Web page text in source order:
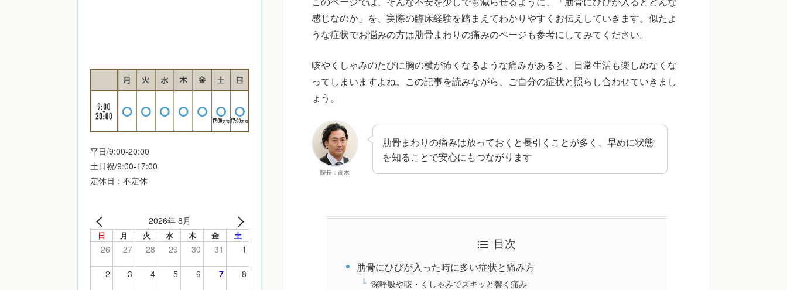
感じなのか」を、実際の臨床経験を踏まえてわかりやすくお伝えしていきます。似たよ
うな症状でお悩みの方は肋骨まわりの痛みのページも参考にしてみてください。
咳やくしゃみのたびに胸の横が怖くなるような痛みがあると、日常生活も楽しめなくな
ってしまいますよね。この記事を読みながら、ご自分の症状と照らし合わせていきまし
ょう。
院長：高木
肋骨まわりの痛みは放っておくと長引くことが多く、早めに状態
を知ることで安心にもつながります
目次
肋骨にひびが入った時に多い症状と痛み方
深呼吸や咳・くしゃみでズキッと響く痛み
平日/9:00-20:00
土日祝/9:00-17:00
定休日：不定休
2026年 8月
日 月 火 水 木 金 土
26 27 28 29 30 31 1
2 3 4 5 6 7 8